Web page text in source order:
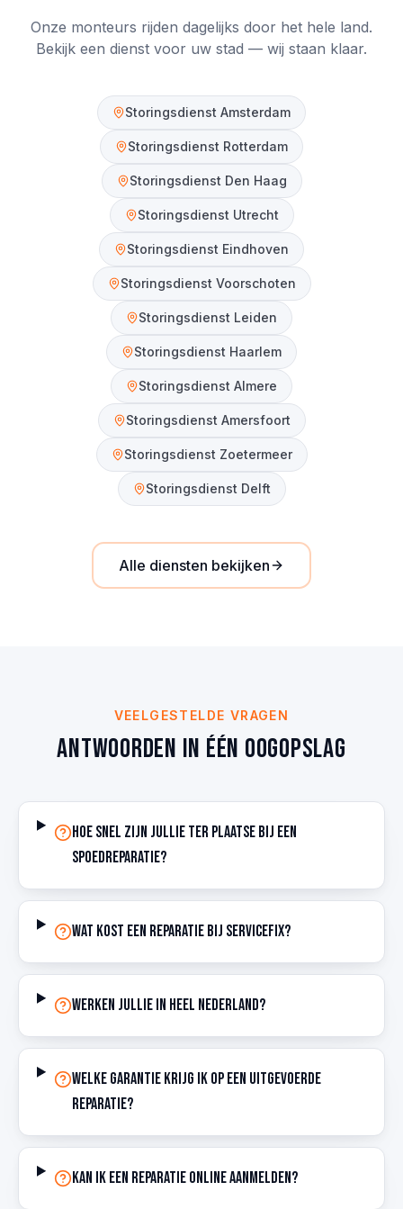
Onze monteurs rijden dagelijks door het hele land.
Bekijk een dienst voor uw stad — wij staan klaar.
Storingsdienst Amsterdam
Storingsdienst Rotterdam
Storingsdienst Den Haag
Storingsdienst Utrecht
Storingsdienst Eindhoven
Storingsdienst Voorschoten
Storingsdienst Leiden
Storingsdienst Haarlem
Storingsdienst Almere
Storingsdienst Amersfoort
Storingsdienst Zoetermeer
Storingsdienst Delft
Alle diensten bekijken
VEELGESTELDE VRAGEN
Antwoorden in één oogopslag
Hoe snel zijn jullie ter plaatse bij een
spoedreparatie?
Wat kost een reparatie bij ServiceFix?
Werken jullie in heel Nederland?
Welke garantie krijg ik op een uitgevoerde
reparatie?
Kan ik een reparatie online aanmelden?